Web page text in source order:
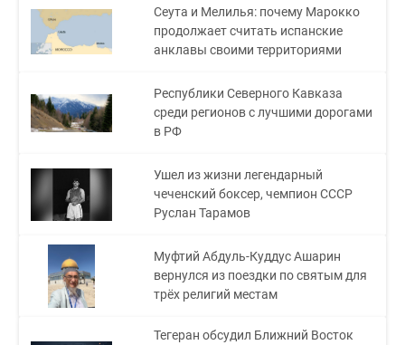
Сеута и Мелилья: почему Марокко
продолжает считать испанские
анклавы своими территориями
Республики Северного Кавказа
среди регионов с лучшими дорогами
в РФ
Ушел из жизни легендарный
чеченский боксер, чемпион СССР
Руслан Тарамов
Муфтий Абдуль-Куддус Ашарин
вернулся из поездки по святым для
трёх религий местам
Тегеран обсудил Ближний Восток